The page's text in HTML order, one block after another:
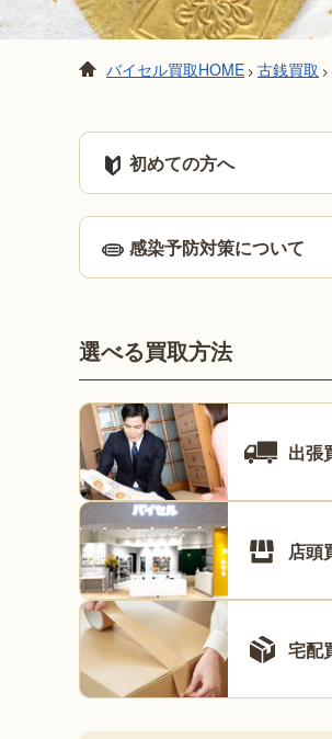
バイセル買取HOME > 古銭買取 >
初めての方へ
感染予防対策について
選べる買取方法
出張
店頭
宅配